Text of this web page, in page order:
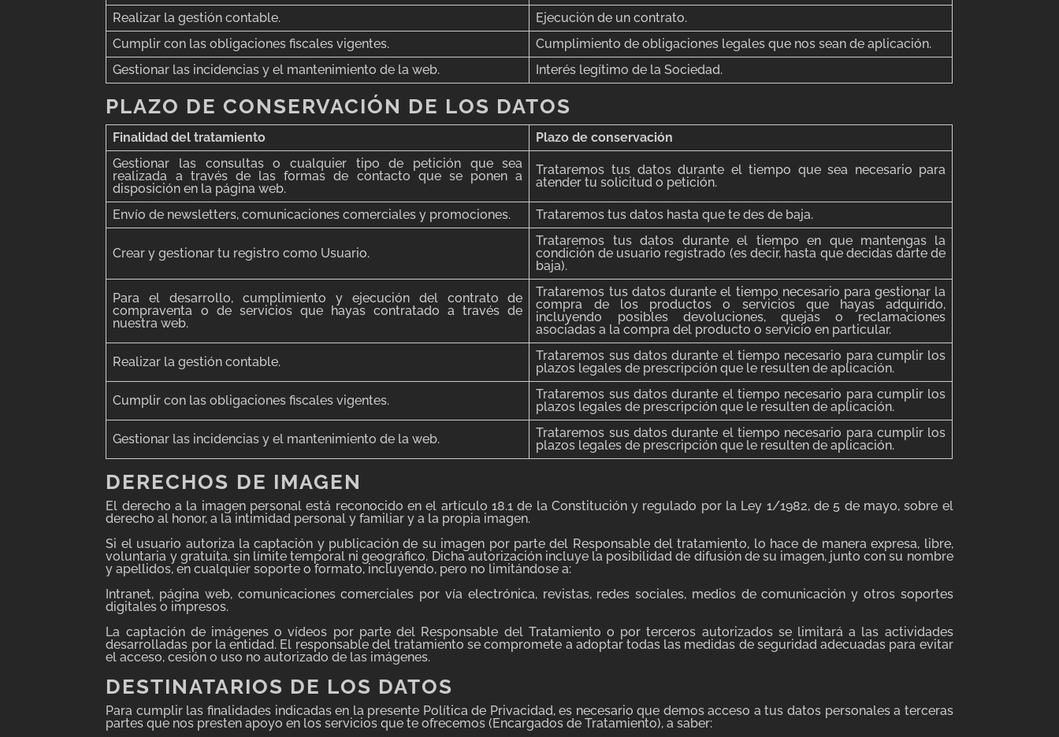
Realizar la gestión contable.
Ejecución de un contrato.
Cumplir con las obligaciones fiscales vigentes.
Cumplimiento de obligaciones legales que nos sean de aplicación.
Gestionar las incidencias y el mantenimiento de la web.
Interés legítimo de la Sociedad.
PLAZO DE CONSERVACIÓN DE LOS DATOS
Finalidad del tratamiento
Plazo de conservación
Gestionar las consultas o cualquier tipo de petición que sea
realizada a través de las formas de contacto que se ponen a
disposición en la página web.
Trataremos tus datos durante el tiempo que sea necesario para
atender tu solicitud o petición.
Envío de newsletters, comunicaciones comerciales y promociones. Trataremos tus datos hasta que te des de baja.
Crear y gestionar tu registro como Usuario.
Trataremos tus datos durante el tiempo en que mantengas la
condición de usuario registrado (es decir, hasta que decidas darte de
baja).
Para el desarrollo, cumplimiento y ejecución del contrato de
compraventa o de servicios que hayas contratado a través de
nuestra web.
Trataremos tus datos durante el tiempo necesario para gestionar la
compra de los productos o servicios que hayas adquirido,
incluyendo posibles devoluciones, quejas o reclamaciones
asociadas a la compra del producto o servicio en particular.
Realizar la gestión contable.
Trataremos sus datos durante el tiempo necesario para cumplir los
plazos legales de prescripción que le resulten de aplicación.
Cumplir con las obligaciones fiscales vigentes.
Trataremos sus datos durante el tiempo necesario para cumplir los
plazos legales de prescripción que le resulten de aplicación.
Gestionar las incidencias y el mantenimiento de la web.
Trataremos sus datos durante el tiempo necesario para cumplir los
plazos legales de prescripción que le resulten de aplicación.
DERECHOS DE IMAGEN
El derecho a la imagen personal está reconocido en el artículo 18.1 de la Constitución y regulado por la Ley 1/1982, de 5 de mayo, sobre el
derecho al honor, a la intimidad personal y familiar y a la propia imagen.
Si el usuario autoriza la captación y publicación de su imagen por parte del Responsable del tratamiento, lo hace de manera expresa, libre,
voluntaria y gratuita, sin límite temporal ni geográfico. Dicha autorización incluye la posibilidad de difusión de su imagen, junto con su nombre
y apellidos, en cualquier soporte o formato, incluyendo, pero no limitándose a:
Intranet, página web, comunicaciones comerciales por vía electrónica, revistas, redes sociales, medios de comunicación y otros soportes
digitales o impresos.
La captación de imágenes o vídeos por parte del Responsable del Tratamiento o por terceros autorizados se limitará a las actividades
desarrolladas por la entidad. El responsable del tratamiento se compromete a adoptar todas las medidas de seguridad adecuadas para evitar
el acceso, cesión o uso no autorizado de las imágenes.
DESTINATARIOS DE LOS DATOS
Para cumplir las finalidades indicadas en la presente Política de Privacidad, es necesario que demos acceso a tus datos personales a terceras
partes que nos presten apoyo en los servicios que te ofrecemos (Encargados de Tratamiento), a saber: